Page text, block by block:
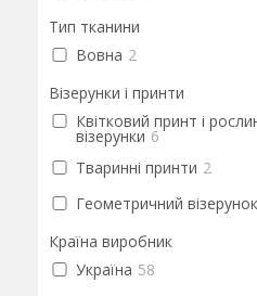
Тип тканини
Вовна 2
Візерунки і принти
Квітковий принт і
візерунки 6
Тваринні принти 2
Геометричний візерунок
Країна виробник
Україна 58